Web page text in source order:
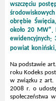
wszczęciu
obrębie
około 20 MW”.
ewidencyjnych:
powiat
Na podstawie
roku Kodeks
w związku z
2008 r. o
społeczeństwa